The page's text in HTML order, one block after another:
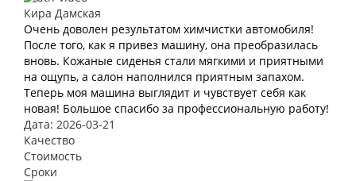
Кира Дамская
Очень доволен результатом химчистки автомобиля!
После того, как я привез машину, она преобразилась
вновь. Кожаные сиденья стали мягкими и приятными
на ощупь, а салон наполнился приятным запахом.
Теперь моя машина выглядит и чувствует себя как
новая! Большое спасибо за профессиональную работу!
Дата: 2026-03-21
Качество
Стоимость
Сроки